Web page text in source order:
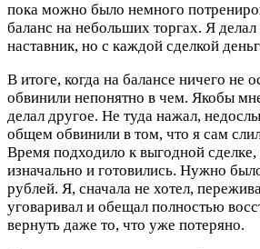
пока можно было немного
баланс на небольших торгах. Я делал
наставник, но с каждой сделкой
В итоге, когда на балансе ничего не
обвинили непонятно в чем. Якобы
делал другое. Не туда нажал,
общем обвинили в том, что я сам
Время подходило к выгодной
изначально и готовились. Нужно
рублей. Я, сначала не хотел,
уговаривал и обещал полностью
вернуть даже то, что уже потеряно.